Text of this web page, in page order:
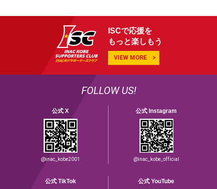
ISCで応援を
もっと楽しもう
VIEW MORE
FOLLOW US!
公式 X
@inac_kobe2001
公式 Instagram
@inac_kobe_official
公式 TikTok 公式 YouTube